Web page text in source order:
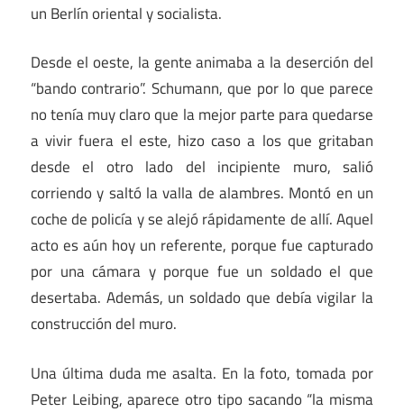
un Berlín oriental y socialista.
Desde el oeste, la gente animaba a la deserción del
“bando contrario”. Schumann, que por lo que parece
no tenía muy claro que la mejor parte para quedarse
a vivir fuera el este, hizo caso a los que gritaban
desde el otro lado del incipiente muro, salió
corriendo y saltó la valla de alambres. Montó en un
coche de policía y se alejó rápidamente de allí. Aquel
acto es aún hoy un referente, porque fue capturado
por una cámara y porque fue un soldado el que
desertaba. Además, un soldado que debía vigilar la
construcción del muro.
Una última duda me asalta. En la foto, tomada por
Peter Leibing, aparece otro tipo sacando “la misma